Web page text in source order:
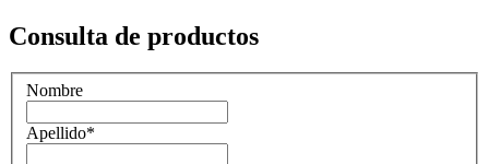
Consulta de productos
Nombre
Apellido*